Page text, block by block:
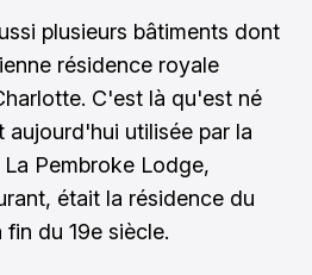
plusieurs bâtiments dont
résidence royale
C'est là qu'est né
aujourd'hui utilisée par la
Pembroke Lodge,
était la résidence du
du 19e siècle.